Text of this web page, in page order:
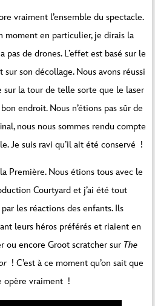
vraiment l’ensemble du spectacle.
moment en particulier, je dirais la
pas de drones. L’effet est basé sur le
son décollage. Nous avons réussi
sur la tour de telle sorte que le laser
endroit. Nous n’étions pas sûr de
nous nous sommes rendu compte
Je suis ravi qu’il ait été conservé !
Première. Nous étions tous avec le
Courtyard et j’ai été tout
les réactions des enfants. Ils
leurs héros préférés et riaient en
ou encore Groot scratcher sur The
! C’est à ce moment qu’on sait que
opère vraiment !